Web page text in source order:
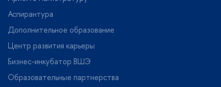
Аспирантура
Дополнительное образование
Центр развития карьеры
Бизнес-инкубатор ВШЭ
Образовательные партнерства